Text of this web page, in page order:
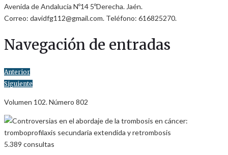
Avenida de Andalucía Nº14 5ºDerecha. Jaén.
Correo: davidfg112@gmail.com. Teléfono: 616825270.
Navegación de entradas
Anterior
Siguiente
Volumen 102. Número 802
5.389 consultas